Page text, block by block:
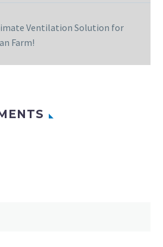
Ventilation Solution for
Farm!